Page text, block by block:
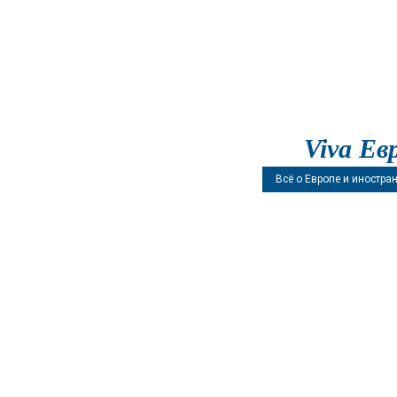
Viva
Всё о Европе и